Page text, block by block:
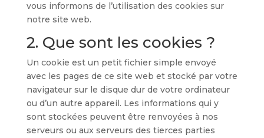
vous informons de l’utilisation des cookies sur
notre site web.
2. Que sont les cookies ?
Un cookie est un petit fichier simple envoyé
avec les pages de ce site web et stocké par votre
navigateur sur le disque dur de votre ordinateur
ou d’un autre appareil. Les informations qui y
sont stockées peuvent être renvoyées à nos
serveurs ou aux serveurs des tierces parties